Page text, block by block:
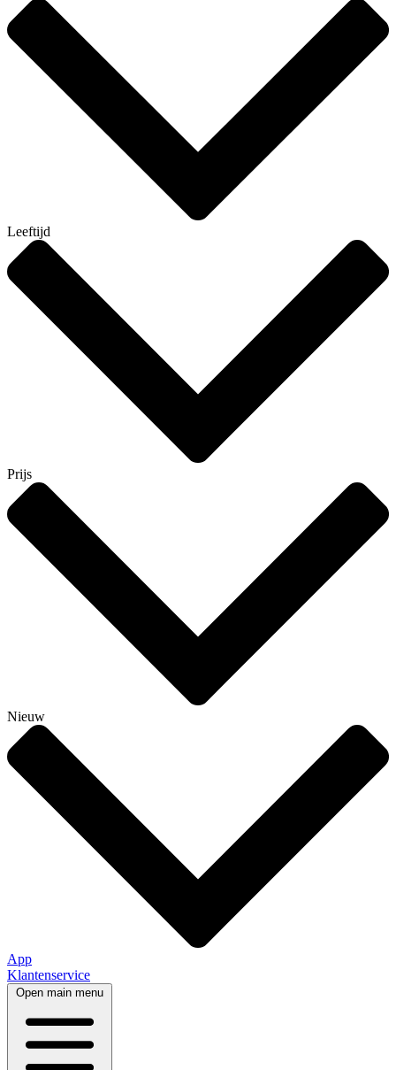
Leeftijd
Prijs
Nieuw
App
Klantenservice
Open main menu